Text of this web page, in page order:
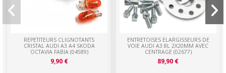
REPETITEURS CLIGNOTANTS
CRISTAL AUDI A3 A4 SKODA
OCTAVIA FABIA (04589)
9,90 €
ENTRETOISES ELARGISSEURS DE
VOIE AUDI A3 8L 2X20MM AVEC
CENTRAGE (02677)
89,90 €